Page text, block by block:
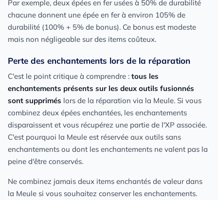
Par exemple, deux épées en fer usées à 50% de durabilité
chacune donnent une épée en fer à environ 105% de
durabilité (100% + 5% de bonus). Ce bonus est modeste
mais non négligeable sur des items coûteux.
Perte des enchantements lors de la réparation
C'est le point critique à comprendre : tous les
enchantements présents sur les deux outils fusionnés
sont supprimés lors de la réparation via la Meule. Si vous
combinez deux épées enchantées, les enchantements
disparaissent et vous récupérez une partie de l'XP associée.
C'est pourquoi la Meule est réservée aux outils sans
enchantements ou dont les enchantements ne valent pas la
peine d'être conservés.
Ne combinez jamais deux items enchantés de valeur dans
la Meule si vous souhaitez conserver les enchantements.